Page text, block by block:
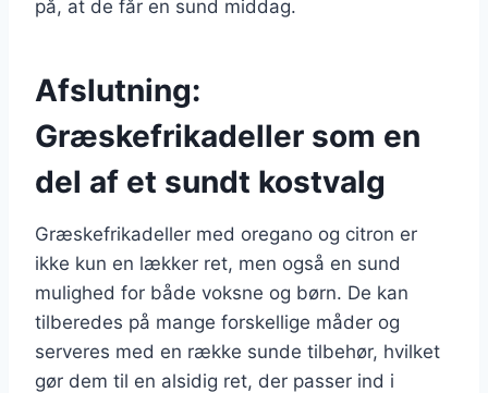
på, at de får en sund middag.
Afslutning:
Græskefrikadeller som en
del af et sundt kostvalg
Græskefrikadeller med oregano og citron er
ikke kun en lækker ret, men også en sund
mulighed for både voksne og børn. De kan
tilberedes på mange forskellige måder og
serveres med en række sunde tilbehør, hvilket
gør dem til en alsidig ret, der passer ind i